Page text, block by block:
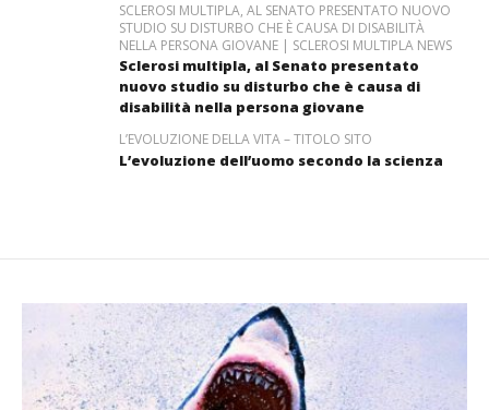
SCLEROSI MULTIPLA, AL SENATO PRESENTATO NUOVO
STUDIO SU DISTURBO CHE È CAUSA DI DISABILITÀ
NELLA PERSONA GIOVANE | SCLEROSI MULTIPLA NEWS
Sclerosi multipla, al Senato presentato
nuovo studio su disturbo che è causa di
disabilità nella persona giovane
L’EVOLUZIONE DELLA VITA – TITOLO SITO
L’evoluzione dell’uomo secondo la scienza